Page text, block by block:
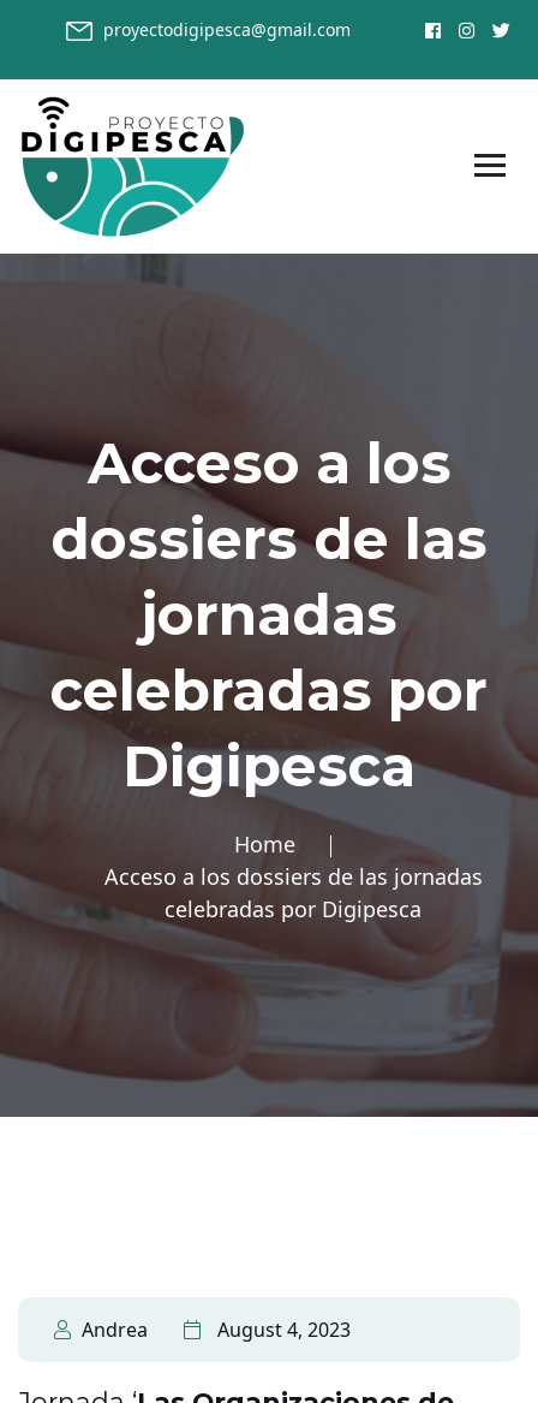
proyectodigipesca@gmail.com
Acceso a los
dossiers de las
jornadas
celebradas por
Digipesca
Home
Acceso a los dossiers de las jornadas
celebradas por Digipesca
Andrea August 4, 2023